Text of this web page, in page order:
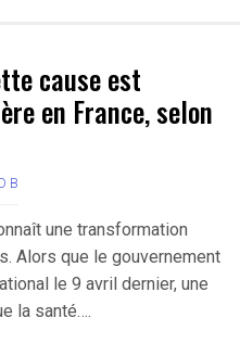
cause est
en France, selon
B
une transformation
Alors que le gouvernement
le 9 avril dernier, une
la santé….